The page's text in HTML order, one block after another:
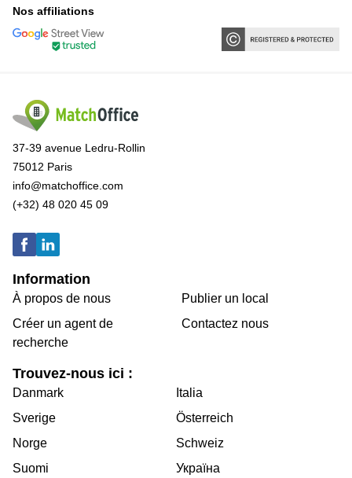
Nos affiliations
37-39 avenue Ledru-Rollin
75012 Paris
info@matchoffice.com
(+32) 48 020 45 09
Information
À propos de nous
Créer un agent de
recherche
Publier un local
Contactez nous
Trouvez-nous ici :
Danmark
Sverige
Norge
Suomi
Italia
Österreich
Schweiz
Україна